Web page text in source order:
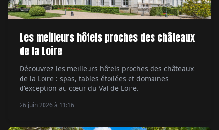
Les meilleurs hôtels proches des châteaux
de la Loire
Découvrez les meilleurs hôtels proches des châteaux
de la Loire : spas, tables étoilées et domaines
d'exception au cœur du Val de Loire.
26 juin 2026 à 11:16